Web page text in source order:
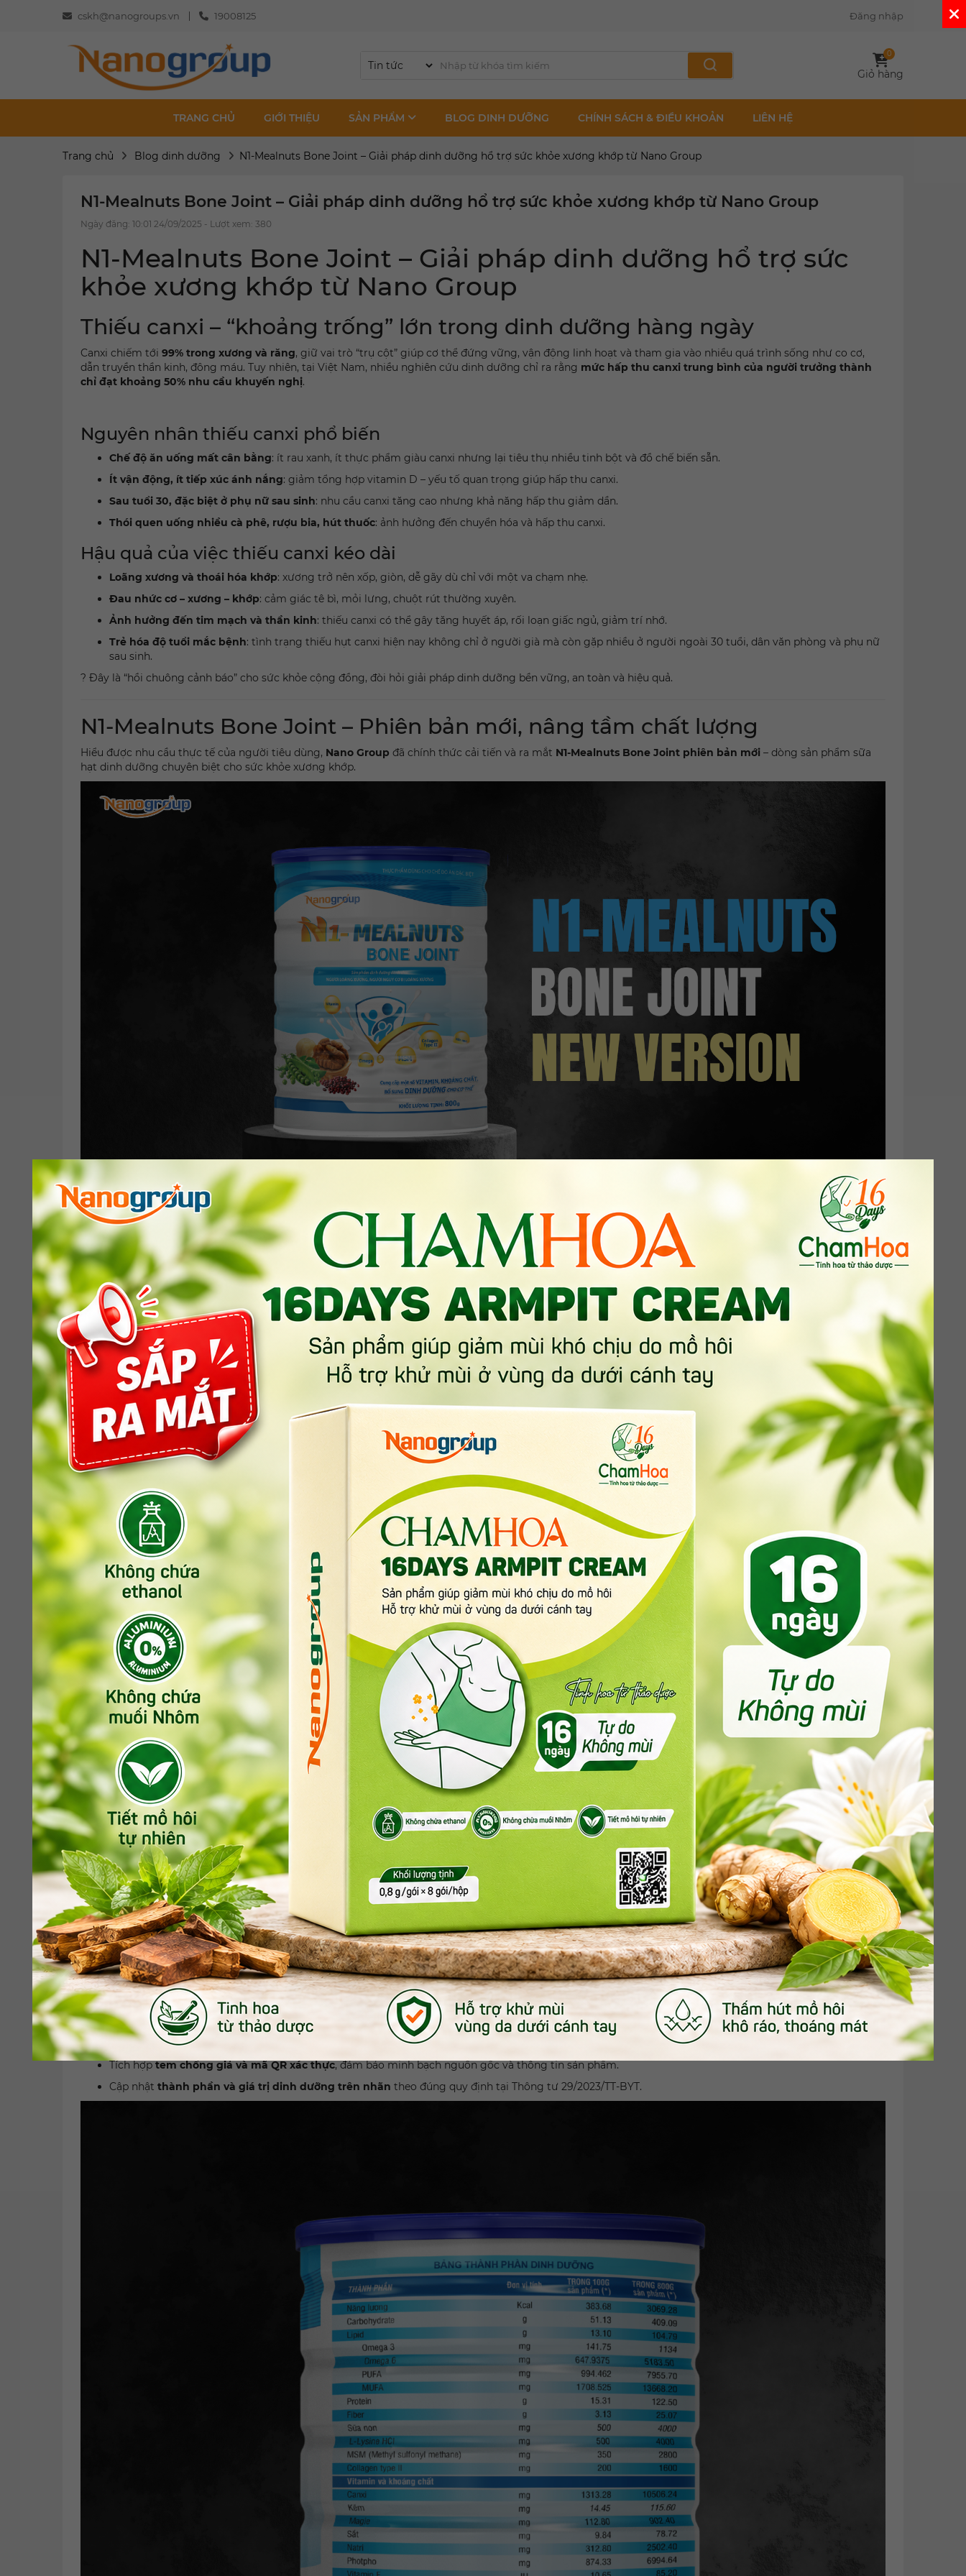
cskh@nanogroups.vn 19008125 Đăng nhập
Giỏ hàng
0
TRANG CHỦ GIỚI THIỆU SẢN PHẨM BLOG DINH DƯỠNG CHÍNH SÁCH & ĐIỀU KHOẢN LIÊN HỆ
Trang chủ Blog dinh dưỡng N1-Mealnuts Bone Joint – Giải pháp dinh dưỡng hổ trợ sức khỏe xương khớp từ Nano Group
N1-Mealnuts Bone Joint – Giải pháp dinh dưỡng hổ trợ sức khỏe xương khớp từ Nano Group
Ngày đăng: 10:01 24/09/2025 - Lượt xem: 380
N1-Mealnuts Bone Joint – Giải pháp dinh dưỡng hổ trợ sức
khỏe xương khớp từ Nano Group
Thiếu canxi – “khoảng trống” lớn trong dinh dưỡng hàng ngày
Canxi chiếm tới 99% trong xương và răng, giữ vai trò “trụ cột” giúp cơ thể đứng vững, vận động linh hoạt và tham gia vào nhiều quá trình sống như co cơ,
dẫn truyền thần kinh, đông máu. Tuy nhiên, tại Việt Nam, nhiều nghiên cứu dinh dưỡng chỉ ra rằng mức hấp thu canxi trung bình của người trưởng thành
chỉ đạt khoảng 50% nhu cầu khuyến nghị.
Nguyên nhân thiếu canxi phổ biến
Chế độ ăn uống mất cân bằng: ít rau xanh, ít thực phẩm giàu canxi nhưng lại tiêu thụ nhiều tinh bột và đồ chế biến sẵn.
Ít vận động, ít tiếp xúc ánh nắng: giảm tổng hợp vitamin D – yếu tố quan trọng giúp hấp thu canxi.
Sau tuổi 30, đặc biệt ở phụ nữ sau sinh: nhu cầu canxi tăng cao nhưng khả năng hấp thu giảm dần.
Thói quen uống nhiều cà phê, rượu bia, hút thuốc: ảnh hưởng đến chuyển hóa và hấp thu canxi.
Hậu quả của việc thiếu canxi kéo dài
Loãng xương và thoái hóa khớp: xương trở nên xốp, giòn, dễ gãy dù chỉ với một va chạm nhẹ.
Đau nhức cơ – xương – khớp: cảm giác tê bì, mỏi lưng, chuột rút thường xuyên.
Ảnh hưởng đến tim mạch và thần kinh: thiếu canxi có thể gây tăng huyết áp, rối loạn giấc ngủ, giảm trí nhớ.
Trẻ hóa độ tuổi mắc bệnh: tình trạng thiếu hụt canxi hiện nay không chỉ ở người già mà còn gặp nhiều ở người ngoài 30 tuổi, dân văn phòng và phụ nữ
sau sinh.
? Đây là “hồi chuông cảnh báo” cho sức khỏe cộng đồng, đòi hỏi giải pháp dinh dưỡng bền vững, an toàn và hiệu quả.
N1-Mealnuts Bone Joint – Phiên bản mới, nâng tầm chất lượng
Hiểu được nhu cầu thực tế của người tiêu dùng, Nano Group đã chính thức cải tiến và ra mắt N1-Mealnuts Bone Joint phiên bản mới – dòng sản phẩm sữa
hạt dinh dưỡng chuyên biệt cho sức khỏe xương khớp.
1. Thay đổi ngoại hình – hiện đại, minh bạch
Bao bì thiết kế tinh gọn, sang trọng, dễ nhận diện trên kệ hàng.
Tích hợptem chống giả và mã QR xác thực, đảm bảo minh bạch nguồn gốc và thông tin sản phẩm.
Cập nhật thành phần và giá trị dinh dưỡng trên nhãn theo đúng quy định tại Thông tư 29/2023/TT-BYT.